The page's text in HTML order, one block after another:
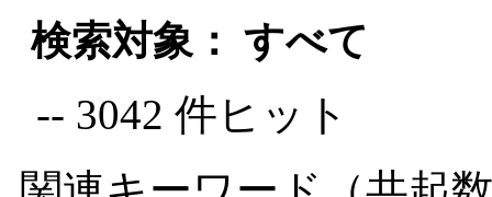
検索対象： すべて
-- 3042 件ヒット